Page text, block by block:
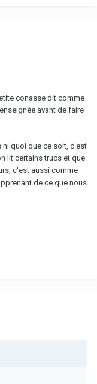
conasse dit comme
avant de faire
quoi que ce soit, c'est
lit certains trucs et que
c'est aussi comme
de ce que nous